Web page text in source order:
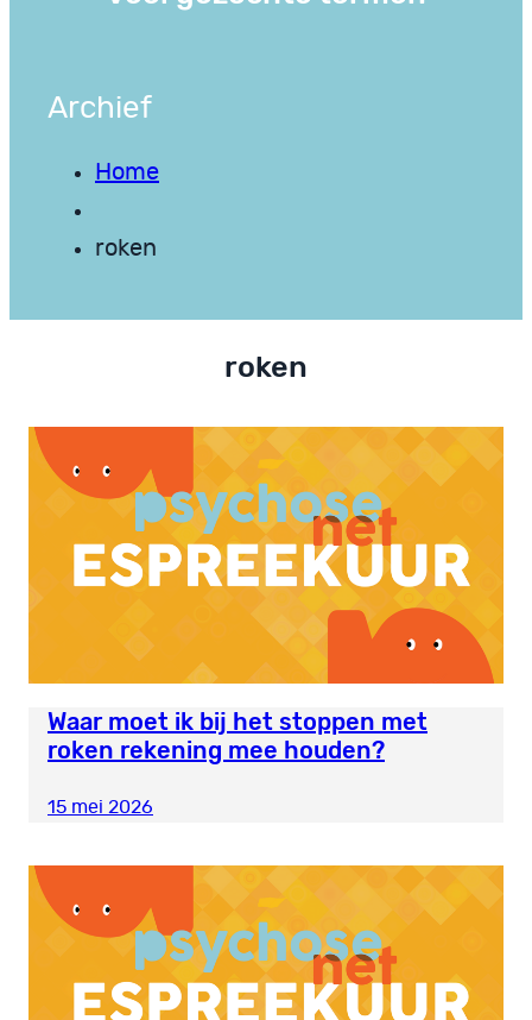
Archief
Home
roken
roken
Waar moet ik bij het stoppen met
roken rekening mee houden?
15 mei 2026